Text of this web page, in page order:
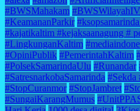
#BWSMahakam #BWSWilayahIV
#KeamananParkir
#kajatikaltim #kejaksaanagung #
#LingkunganKaltim
#OpiniPublik #PemerintahKaltim
#PolsekSamarindaUlu #Runandar
#SatresnarkobaSamarinda #Sekda
#StopCuranmor #StopJambret
#SungaiKarangMumus